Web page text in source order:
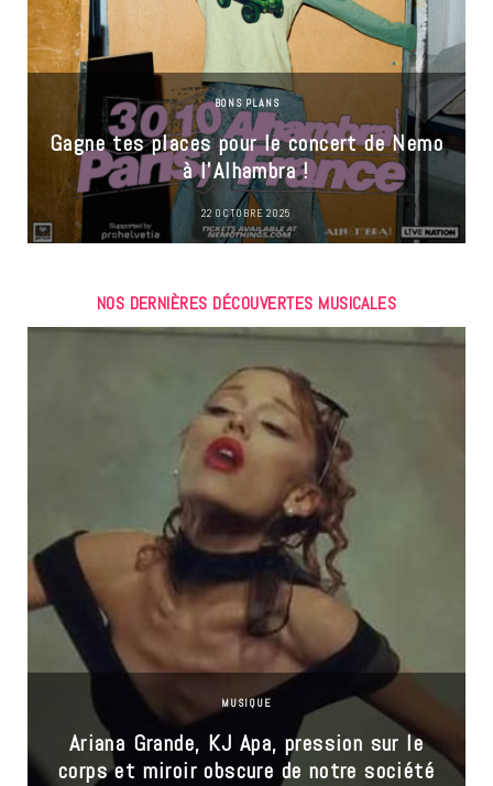
BONS PLANS
Gagne tes places pour le concert de Nemo
à l’Alhambra !
22 OCTOBRE 2025
NOS DERNIÈRES DÉCOUVERTES MUSICALES
MUSIQUE
Ariana Grande, KJ Apa, pression sur le
corps et miroir obscure de notre société